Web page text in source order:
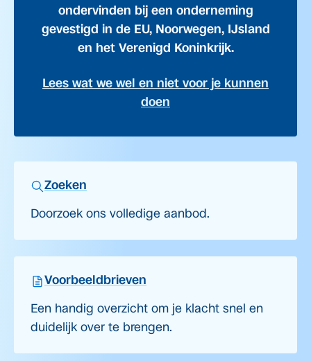
ondervinden bij een onderneming
gevestigd in de EU, Noorwegen, IJsland
en het Verenigd Koninkrijk.
Lees wat we wel en niet voor je kunnen
doen
Zoeken
Doorzoek ons volledige aanbod.
Voorbeeldbrieven
Een handig overzicht om je klacht snel en
duidelijk over te brengen.